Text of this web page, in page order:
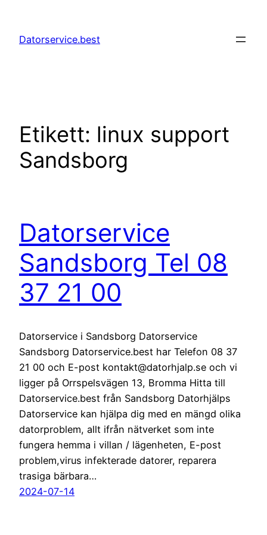
innehåll
Datorservice.best
Etikett: linux support
Sandsborg
Datorservice
Sandsborg Tel 08
37 21 00
Datorservice i Sandsborg Datorservice
Sandsborg Datorservice.best har Telefon 08 37
21 00 och E-post kontakt@datorhjalp.se och vi
ligger på Orrspelsvägen 13, Bromma Hitta till
Datorservice.best från Sandsborg Datorhjälps
Datorservice kan hjälpa dig med en mängd olika
datorproblem, allt ifrån nätverket som inte
fungera hemma i villan / lägenheten, E-post
problem,virus infekterade datorer, reparera
trasiga bärbara…
2024-07-14